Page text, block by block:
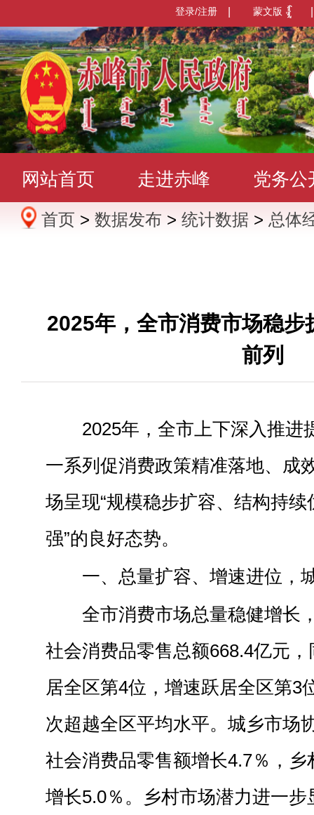
蒙文版
登录/注册
网站首页 走进赤峰 党务公
办事服务 政民互动 数据发
首页 > 数据发布 > 统计数据 > 总体
2025年，全市消费市场稳步
前列
2025年，全市上下深入推进
一系列促消费政策精准落地、成
场呈现“规模稳步扩容、结构持
强”的良好态势。
一、 总量扩容、增速进位，
全市消费市场总量稳健增长
社会消费品零售总额668.4亿元
居全区第4位，增速跃居全区第3
次超越全区平均水平。城乡市场
社会消费品零售额增长4.7％，
增长5.0％。乡村市场潜力进一